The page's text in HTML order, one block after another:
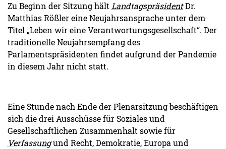
Zu Beginn der Sitzung hält LandtagspräsidentDr.
Matthias Rößler eine Neujahrsansprache unter dem
Titel „Leben wir eine Verantwortungsgesellschaft“. Der
traditionelle Neujahrsempfang des
Parlamentspräsidenten findet aufgrund der Pandemie
in diesem Jahr nicht statt.
Eine Stunde nach Ende der Plenarsitzung beschäftigen
sich die drei Ausschüsse für Soziales und
Gesellschaftlichen Zusammenhalt sowie für
Verfassungund Recht, Demokratie, Europa und